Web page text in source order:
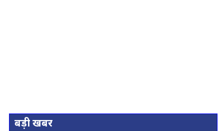
बड़ी खबर